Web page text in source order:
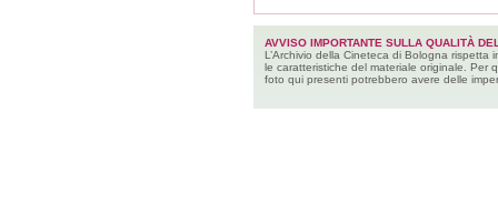
AVVISO IMPORTANTE SULLA QUALITÀ
L’Archivio della Cineteca di Bologna rispetta
le caratteristiche del materiale originale. Per
foto qui presenti potrebbero avere delle